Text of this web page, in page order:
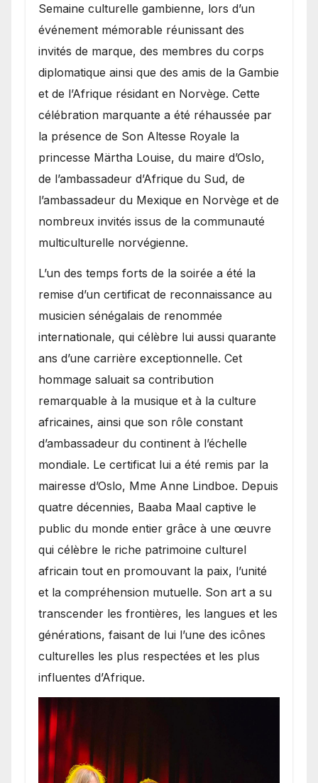
Semaine culturelle gambienne, lors d’un
événement mémorable réunissant des
invités de marque, des membres du corps
diplomatique ainsi que des amis de la Gambie
et de l’Afrique résidant en Norvège. Cette
célébration marquante a été réhaussée par
la présence de Son Altesse Royale la
princesse Märtha Louise, du maire d’Oslo,
de l’ambassadeur d’Afrique du Sud, de
l’ambassadeur du Mexique en Norvège et de
nombreux invités issus de la communauté
multiculturelle norvégienne.
​L’un des temps forts de la soirée a été la
remise d’un certificat de reconnaissance au
musicien sénégalais de renommée
internationale, qui célèbre lui aussi quarante
ans d’une carrière exceptionnelle. Cet
hommage saluait sa contribution
remarquable à la musique et à la culture
africaines, ainsi que son rôle constant
d’ambassadeur du continent à l’échelle
mondiale. Le certificat lui a été remis par la
mairesse d’Oslo, Mme Anne Lindboe. Depuis
quatre décennies, Baaba Maal captive le
public du monde entier grâce à une œuvre
qui célèbre le riche patrimoine culturel
africain tout en promouvant la paix, l’unité
et la compréhension mutuelle. Son art a su
transcender les frontières, les langues et les
générations, faisant de lui l’une des icônes
culturelles les plus respectées et les plus
influentes d’Afrique.